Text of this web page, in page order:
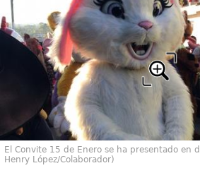
El Convite 15 de Enero se ha presentado en
Henry López/Colaborador)